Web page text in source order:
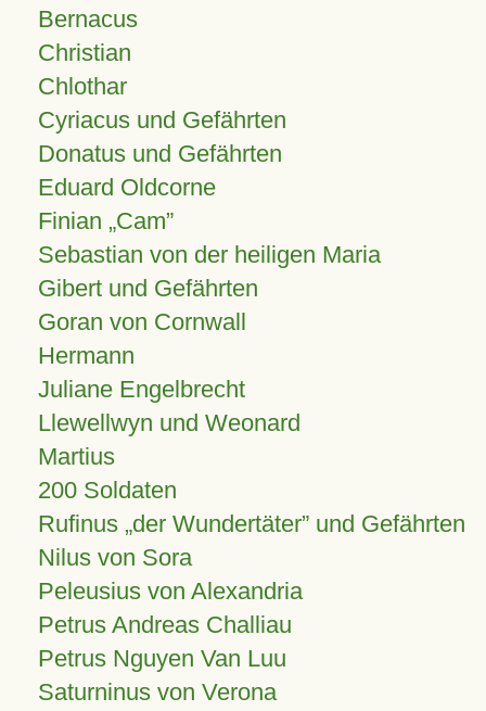
Bernacus
Christian
Chlothar
Cyriacus und Gefährten
Donatus und Gefährten
Eduard Oldcorne
Finian Cam
Sebastian von der heiligen Maria
Gibert und Gefährten
Goran von Cornwall
Hermann
Juliane Engelbrecht
Llewellwyn und Weonard
Martius
200 Soldaten
Rufinus „der Wundertäter” und Gefährten
Nilus von Sora
Peleusius von Alexandria
Petrus Andreas Challiau
Petrus Nguyen Van Luu
Saturninus von Verona